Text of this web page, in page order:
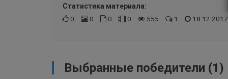
Статистика материала:
0
0 0 0 555 1
Выбранные победители (1)